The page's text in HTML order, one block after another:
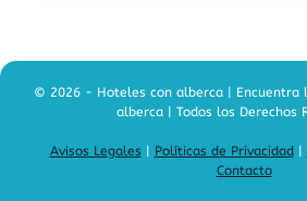
© 2026 - Hoteles con alberca | Encuentra
alberca | Todos los Derechos
Avisos Legales Políticas de Privacidad|
Contacto